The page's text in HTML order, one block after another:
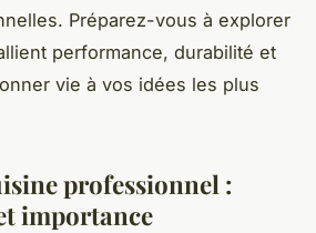
Préparez-vous à explorer
performance, durabilité et
vie à vos idées les plus
professionnel :
importance